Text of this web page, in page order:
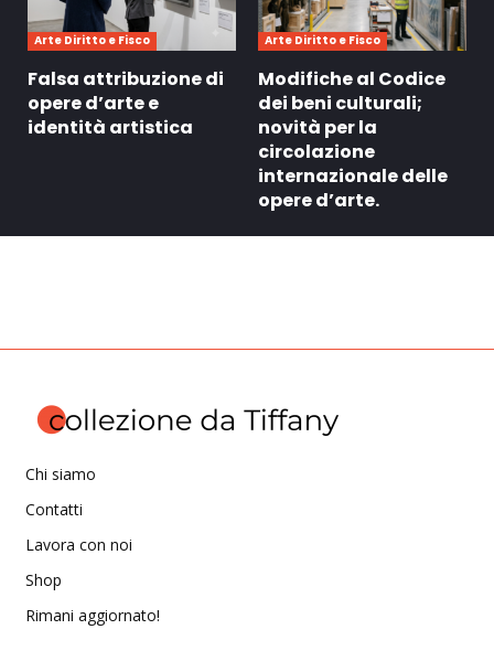
Arte Diritto e Fisco
Falsa attribuzione di
opere d’arte e
identità artistica
Arte Diritto e Fisco
Modifiche al Codice
dei beni culturali;
novità per la
circolazione
internazionale delle
opere d’arte.
Chi siamo
Contatti
Lavora con noi
Shop
Rimani aggiornato!